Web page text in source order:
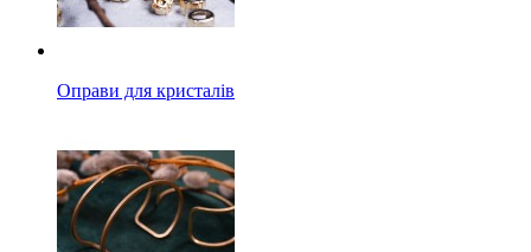
Оправи для кристалів